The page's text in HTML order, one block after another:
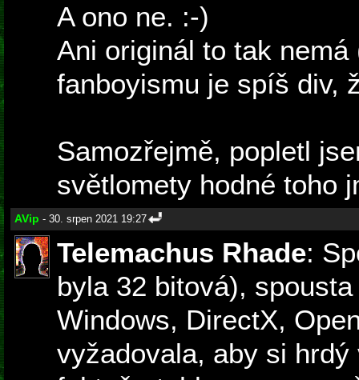
A ono ne. :-)
Ani originál to tak
fanboyismu je spíš div,
Samozřejmě, popletl
světlomety hodné toho
AVip - 30. srpen 2021 19:27
Telemachus Rhade:
byla 32 bitová),
Windows, DirectX,
vyžadovala, aby si